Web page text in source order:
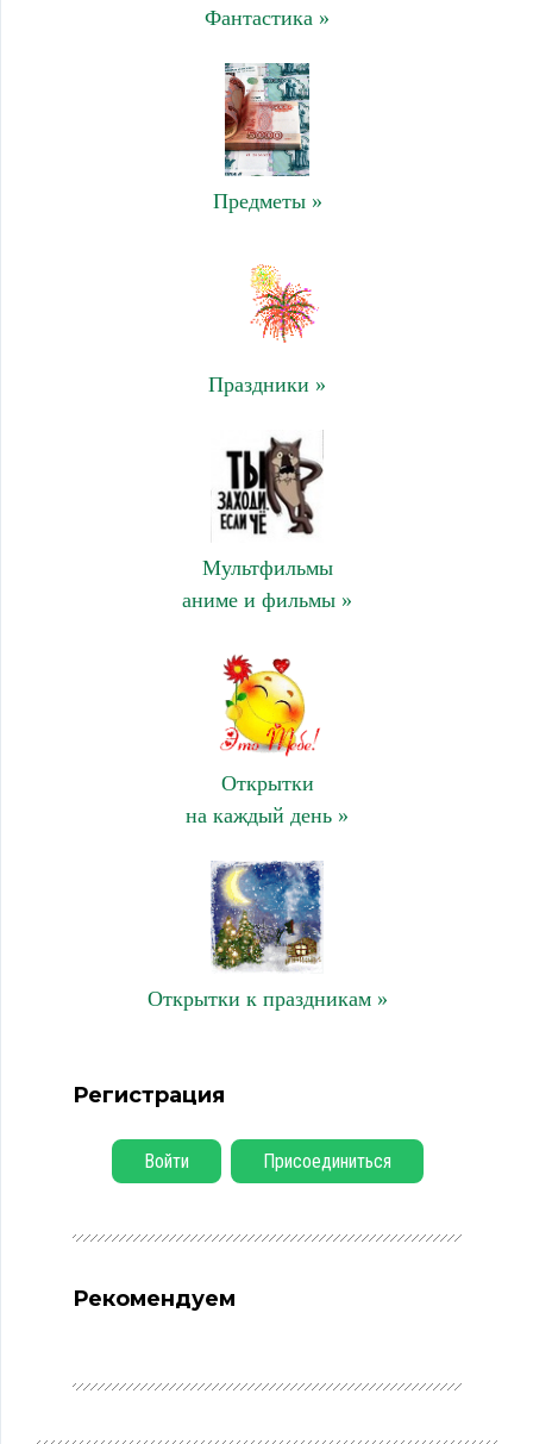
Фантастика »
Предметы »
Праздники »
Мультфильмы
аниме и фильмы »
Открытки
на каждый день »
Открытки к праздникам »
Регистрация
Войти Присоединиться
Рекомендуем